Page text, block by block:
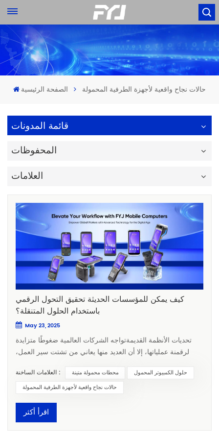
الصفحة الرئيسية حالات نجاح واقعية لأجهزة الطرفية المحمولة
قائمة المدونات
المحفوظات
العلامات
كيف يمكن للمؤسسات الحديثة تحقيق التحول الرقمي
باستخدام الحلول المتنقلة؟
May 23, 2025
تحديات الأنظمة القديمةتواجه الشركات العالمية ضغوطًا متزايدة
لرقمنة عملياتها، إلا أن العديد منها يعاني من تشتت سير العمل،
شركات الخدمات اللوجستية 20% تأخير في عمليات التسليم في
الميل الأخير بسبب عمليات فحص المخزون اليدوية، في حين يخسر
أساليب جمع البيانات القديمة. غالبًا ما تفتقر الأنظمة القديمة إلى
الرؤية والتحليلاتمما يجعل صناع القرار غافلين عن الرؤى التشغيلية
العلامات الساخنة : محطات محمولة متينة
حلول الكمبيوتر المحمول
حالات نجاح واقعية لأجهزة الطرفية المحمولة
اقرأ أكثر